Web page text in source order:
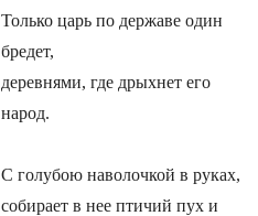
Только царь по державе один
бредет,
деревнями, где дрыхнет его
народ.
С голубою наволочкой в руках,
собирает в нее птичий пух и